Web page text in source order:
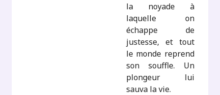
la noyade à
laquelle on
échappe de
justesse, et tout
le monde reprend
son souffle. Un
plongeur lui
sauva la vie.